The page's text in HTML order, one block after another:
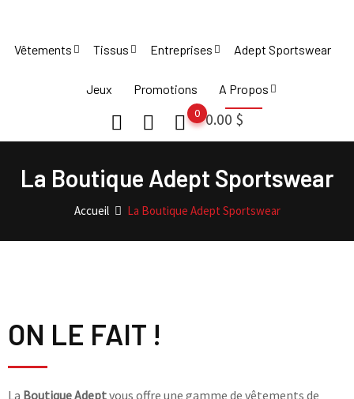
Vêtements Tissus Entreprises Adept Sportswear
Jeux Promotions A Propos
0.00 $
0
La Boutique Adept Sportswear
Accueil La Boutique Adept Sportswear
ON LE FAIT !
La Boutique Adeptvous offre une gamme de vêtements de